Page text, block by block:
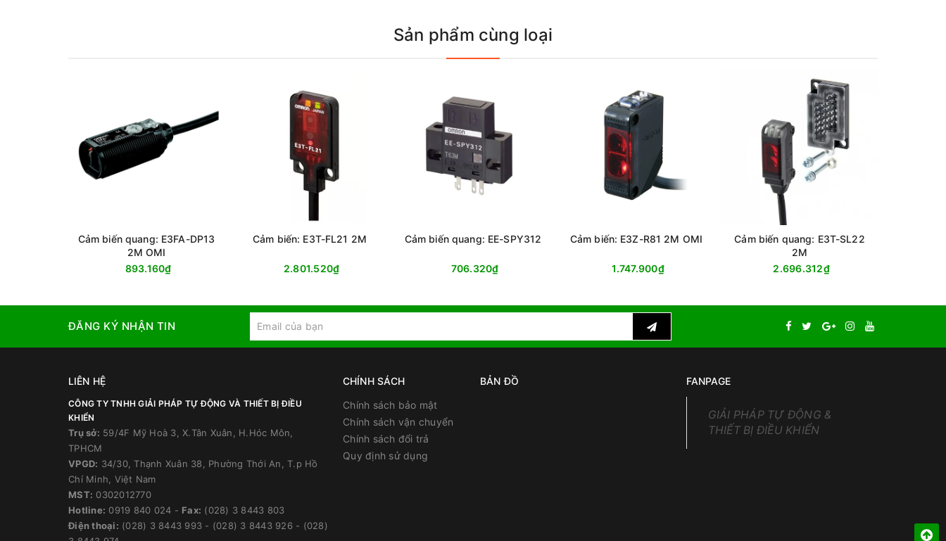
Sản phẩm cùng loại
Cảm biến quang: E3FA-DP13
2M OMI
893.160₫
Cảm biến: E3T-FL21 2M
2.801.520₫
Cảm biến quang: EE-SPY312
706.320₫
Cảm biến: E3Z-R81 2M OMI
1.747.900₫
Cảm biến quang: E3T-SL22
2M
2.696.312₫
ĐĂNG KÝ NHẬN TIN
LIÊN HỆ
CÔNG TY TNHH GIẢI PHÁP TỰ ĐỘNG VÀ THIẾT BỊ ĐIỀU
KHIỂN
Trụ sở: 59/4F Mỹ Hoà 3, X.Tân Xuân, H.Hóc Môn,
TPHCM
VPGD: 34/30, Thạnh Xuân 38, Phường Thới An, T.p Hồ
Chí Minh, Việt Nam
MST: 0302012770
Hotline: 0919 840 024 - Fax: (028) 3 8443 803
Điện thoại: (028) 3 8443 993 - (028) 3 8443 926 - (028)
CHÍNH SÁCH
Chính sách bảo mật
Chính sách vận chuyển
Chính sách đổi trả
Quy định sử dụng
BẢN ĐỒ FANPAGE
GIẢI PHÁP TỰ ĐỘNG &
THIẾT BỊ ĐIỀU KHIỂN